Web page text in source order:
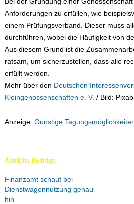
Anforderungen zu erfüllen, wie
einem Prüfungsverband. Dieser muss
durchführen, wobei die Häufigkeit von
Aus diesem Grund ist die
ratsam, um sicherzustellen, dass alle
erfüllt werden.
Mehr über den Deutschen
Kleingenossenschaften e. V. / Bild:
Anzeige: Günstige
Ähnliche Beiträge
Finanzamt schaut bei
Dienstwagennutzung genau
hin